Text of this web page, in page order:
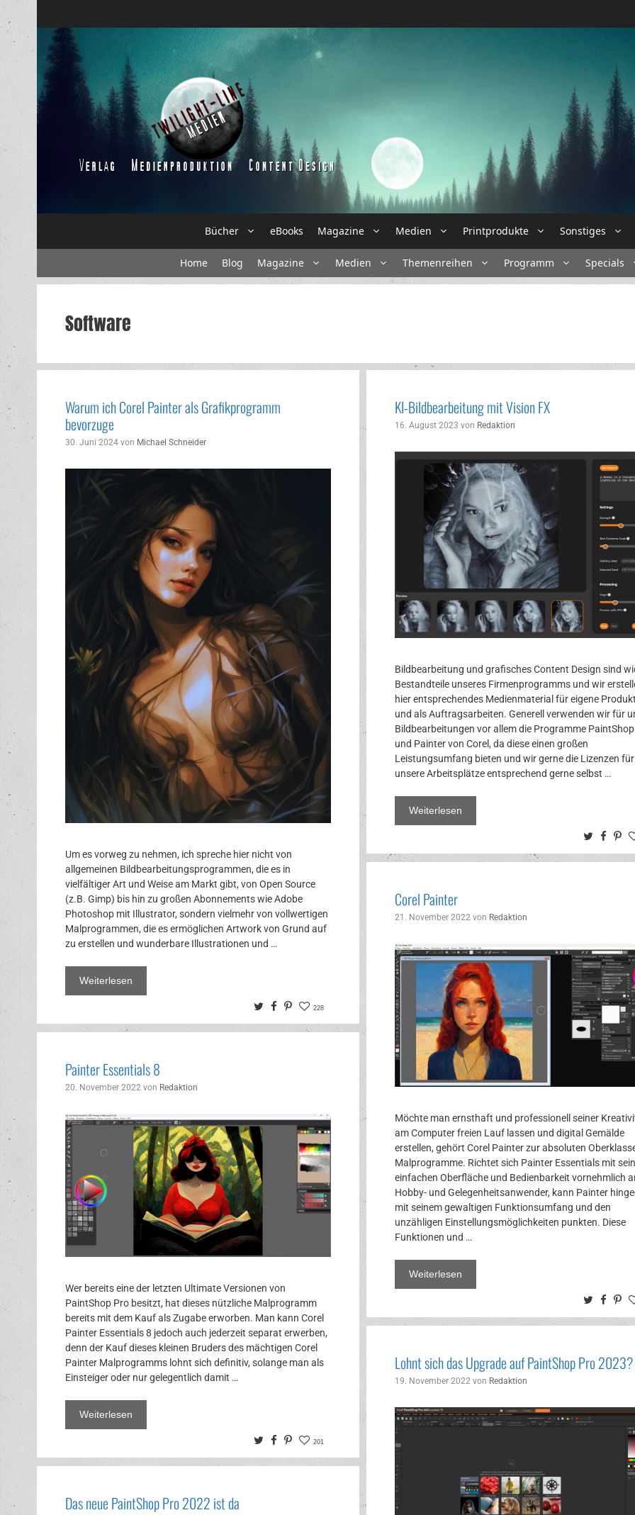
Inhalt
springen
Bücher eBooks Magazine Medien Printprodukte Sonstiges
Home Blog Magazine Medien Themenreihen Programm Specials
Software
Warum ich Corel Painter als Grafikprogramm
bevorzuge
30. Juni 2024 von Michael Schneider
Um es vorweg zu nehmen, ich spreche hier nicht von
allgemeinen Bildbearbeitungsprogrammen, die es in
vielfältiger Art und Weise am Markt gibt, von Open Source
(z.B. Gimp) bis hin zu großen Abonnements wie Adobe
Photoshop mit Illustrator, sondern vielmehr von vollwertigen
Malprogrammen, die es ermöglichen Artwork von Grund auf
zu erstellen und wunderbare Illustrationen und …
Weiterlesen
TwitterFacebook
Pinterest
228
KI-Bildbearbeitung mit Vision FX
16. August 2023 von Redaktion
Bildbearbeitung und grafisches Content Design sind
Bestandteile unseres Firmenprogramms und wir
hier entsprechendes Medienmaterial für eigene
und als Auftragsarbeiten. Generell verwenden wir für
Bildbearbeitungen vor allem die Programme
und Painter von Corel, da diese einen großen
Leistungsumfang bieten und wir gerne die Lizenzen für
unsere Arbeitsplätze entsprechend gerne selbst …
Weiterlesen
Twitter
Corel Painter
21. November 2022 von Redaktion
Möchte man ernsthaft und professionell seiner
am Computer freien Lauf lassen und digital Gemälde
erstellen, gehört Corel Painter zur absoluten
Malprogramme. Richtet sich Painter Essentials mit
einfachen Oberfläche und Bedienbarkeit vornehmlich
Hobby- und Gelegenheitsanwender, kann Painter
mit seinem gewaltigen Funktionsumfang und den
unzähligen Einstellungsmöglichkeiten punkten. Diese
Funktionen und …
Weiterlesen
Twitter
Painter Essentials 8
20. November 2022 von Redaktion
Wer bereits eine der letzten Ultimate Versionen von
PaintShop Pro besitzt, hat dieses nützliche Malprogramm
bereits mit dem Kauf als Zugabe erworben. Man kann Corel
Painter Essentials 8 jedoch auch jederzeit separat erwerben,
denn der Kauf dieses kleinen Bruders des mächtigen Corel
Painter Malprogramms lohnt sich definitiv, solange man als
Einsteiger oder nur gelegentlich damit …
Weiterlesen
TwitterFacebook
Pinterest
201
Lohnt sich das Upgrade auf PaintShop Pro 2023?
19. November 2022 von Redaktion
Das neue PaintShop Pro 2022 ist da